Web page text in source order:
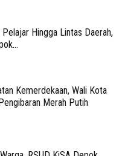
Hingga Lintas Daerah,
Kemerdekaan, Wali Kota
Merah Putih